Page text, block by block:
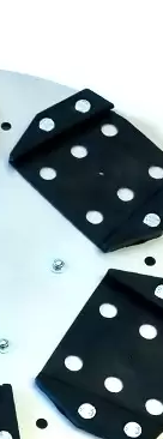
freze